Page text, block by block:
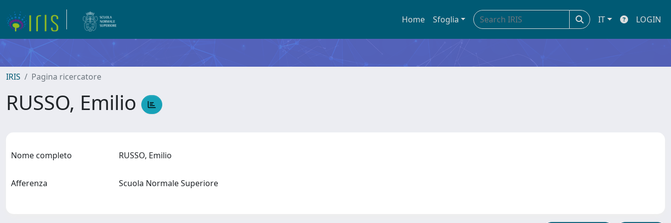
Home Sfoglia IT LOGIN
IRIS Pagina ricercatore
RUSSO, Emilio
Nome completo RUSSO, Emilio
Afferenza Scuola Normale Superiore